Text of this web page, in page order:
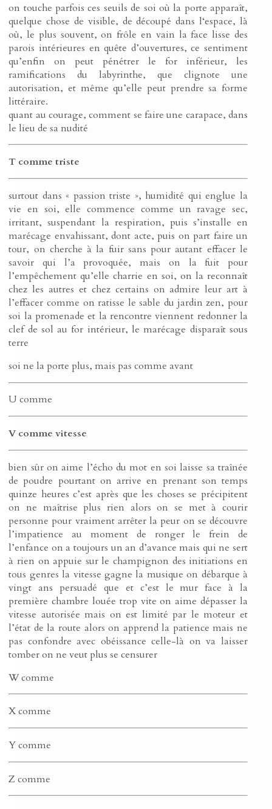
on touche parfois ces seuils de soi où la porte apparaît,
quelque chose de visible, de découpé dans l‘espace, là
où, le plus souvent, on frôle en vain la face lisse des
parois intérieures en quête d’ouvertures, ce sentiment
qu’enfin on peut pénétrer le for inférieur, les
ramifications du labyrinthe, que clignote une
autorisation, et même qu’elle peut prendre sa forme
littéraire.
quant au courage, comment se faire une carapace, dans
le lieu de sa nudité
T comme triste
surtout dans « passion triste », humidité qui englue la
vie en soi, elle commence comme un ravage sec,
irritant, suspendant la respiration, puis s’installe en
marécage envahissant, dont acte, puis on part faire un
tour, on cherche à la fuir sans pour autant effacer le
savoir qui l’a provoquée, mais on la fuit pour
l’empêchement qu’elle charrie en soi, on la reconnaît
chez les autres et chez certains on admire leur art à
l’effacer comme on ratisse le sable du jardin zen, pour
soi la promenade et la rencontre viennent redonner la
clef de sol au for intérieur, le marécage disparaît sous
terre
soi ne la porte plus, mais pas comme avant
U comme
V comme vitesse
bien sûr on aime l’écho du mot en soi laisse sa traînée
de poudre pourtant on arrive en prenant son temps
quinze heures c’est après que les choses se précipitent
on ne maîtrise plus rien alors on se met à courir
personne pour vraiment arrêter la peur on se découvre
l’impatience au moment de ronger le frein de
l’enfance on a toujours un an d’avance mais qui ne sert
à rien on appuie sur le champignon des initiations en
tous genres la vitesse gagne la musique on débarque à
vingt ans persuadé que et c’est le mur face à la
première chambre louée trop vite on aime dépasser la
vitesse autorisée mais on est limité par le moteur et
l’état de la route alors on apprend la patience mais ne
pas confondre avec obéissance celle-là on va laisser
tomber on ne veut plus se censurer
W comme
X comme
Y comme
Z comme